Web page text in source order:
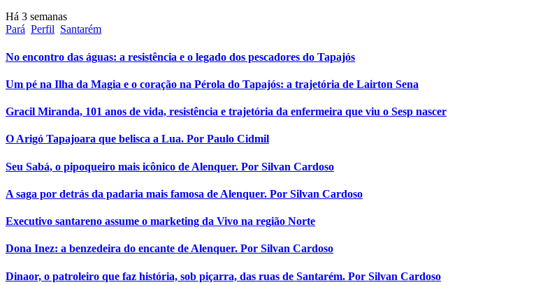
Há 3 semanas
Pará Perfil Santarém
No encontro das águas: a resistência e o legado dos pescadores do Tapajós
Um pé na Ilha da Magia e o coração na Pérola do Tapajós: a trajetória de Lairton Sena
Gracil Miranda, 101 anos de vida, resistência e trajetória da enfermeira que viu o Sesp nascer
O Arigó Tapajoara que belisca a Lua. Por Paulo Cidmil
Seu Sabá, o pipoqueiro mais icônico de Alenquer. Por Silvan Cardoso
A saga por detrás da padaria mais famosa de Alenquer. Por Silvan Cardoso
Executivo santareno assume o marketing da Vivo na região Norte
Dona Inez: a benzedeira do encante de Alenquer. Por Silvan Cardoso
Dinaor, o patroleiro que faz história, sob piçarra, das ruas de Santarém. Por Silvan Cardoso